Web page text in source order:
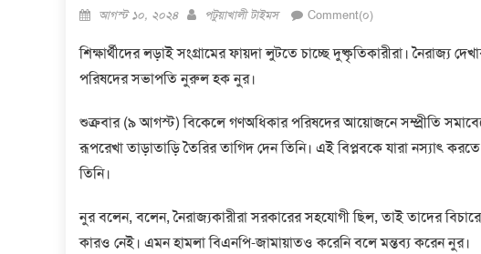
Posted
আগস্ট ১০, ২০২৪ Author
পটুয়াখালী টাইমস Comment(০)
শিক্ষার্থীদের লড়াই সংগ্রামের ফায়দা লুটতে চাচ্ছে দুষ্কৃতিকারীরা। নৈরাজ্য
পরিষদের সভাপতি নুরুল হক নুর।
শুক্রবার (৯ আগস্ট) বিকেলে গণঅধিকার পরিষদের আয়োজনে সম্প্রীতি
রূপরেখা তাড়াতাড়ি তৈরির তাগিদ দেন তিনি। এই বিপ্লবকে যারা নস্যাৎ
তিনি।
নুর বলেন, বলেন, নৈরাজ্যকারীরা সরকারের সহযোগী ছিল, তাই তাদের
কারও নেই। এমন হামলা বিএনপি-জামায়াতও করেনি বলে মন্তব্য করেন নুর।